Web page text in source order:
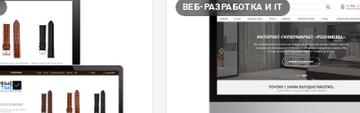
ВЕБ-РАЗРАБОТКА И IT